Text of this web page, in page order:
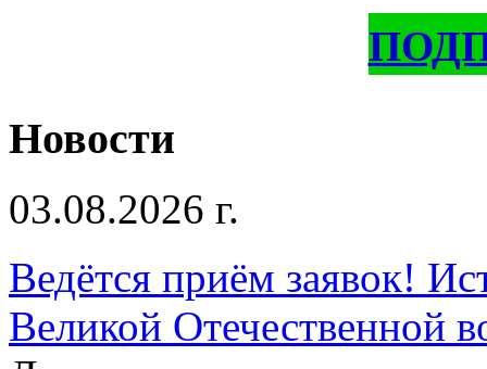
Новости
03.08.2026 г.
Ведётся приём заявок!
Великой Отечественной